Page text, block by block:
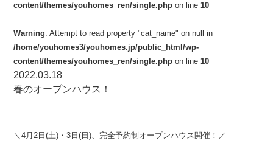
content/themes/youhomes_ren/single.php on line10
Warning: Attempt to read property "cat_name" on null in
/home/youhomes3/youhomes.jp/public_html/wp-
content/themes/youhomes_ren/single.php on line10
2022.03.18
春のオープンハウス！
＼4月2日(土)・3日(日)、完全予約制オープンハウス開催！／